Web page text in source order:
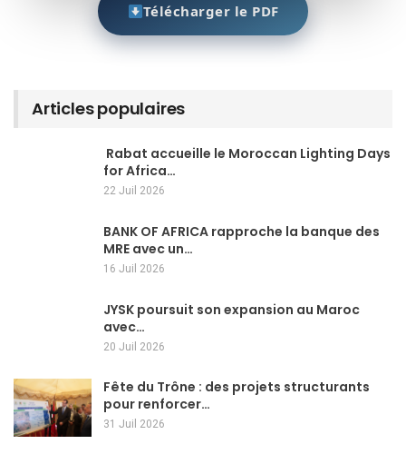
Télécharger le PDF
Articles populaires
Rabat accueille le Moroccan Lighting Days
for Africa…
22 Juil 2026
BANK OF AFRICA rapproche la banque des
MRE avec un…
16 Juil 2026
JYSK poursuit son expansion au Maroc
avec…
20 Juil 2026
Fête du Trône : des projets structurants
pour renforcer…
31 Juil 2026